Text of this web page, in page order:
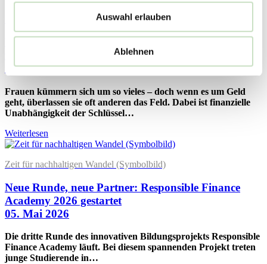
Auswahl erlauben
Ablehnen
Gesicht eine Frau vor knallbunten Farben
Finanzworkshop für Frauen: Der Weg zum
finanziellen Erfolg (Online)
11. Juni 2026
Frauen kümmern sich um so vieles – doch wenn es um Geld
geht, überlassen sie oft anderen das Feld. Dabei ist finanzielle
Unabhängigkeit der Schlüssel…
Weiterlesen
Zeit für nachhaltigen Wandel (Symbolbild)
Neue Runde, neue Partner: Responsible Finance
Academy 2026 gestartet
05. Mai 2026
Die dritte Runde des innovativen Bildungsprojekts Responsible
Finance Academy läuft. Bei diesem spannenden Projekt treten
junge Studierende in…